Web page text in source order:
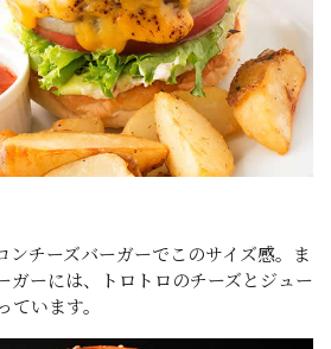
ンチーズバーガーでこのサイズ感。ま
ガーには、トロトロのチーズとジュー
います。